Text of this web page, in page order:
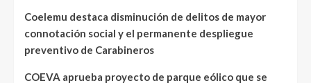
Coelemu destaca disminución de delitos de mayor
connotación social y el permanente despliegue
preventivo de Carabineros
COEVA aprueba proyecto de parque eólico que se